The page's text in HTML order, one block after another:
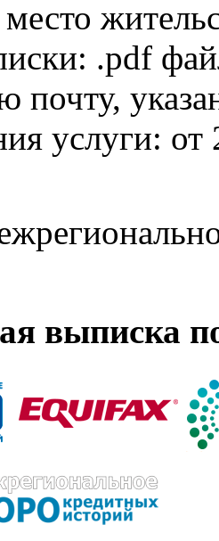
.pdf
почту,
услуги: от
выписка